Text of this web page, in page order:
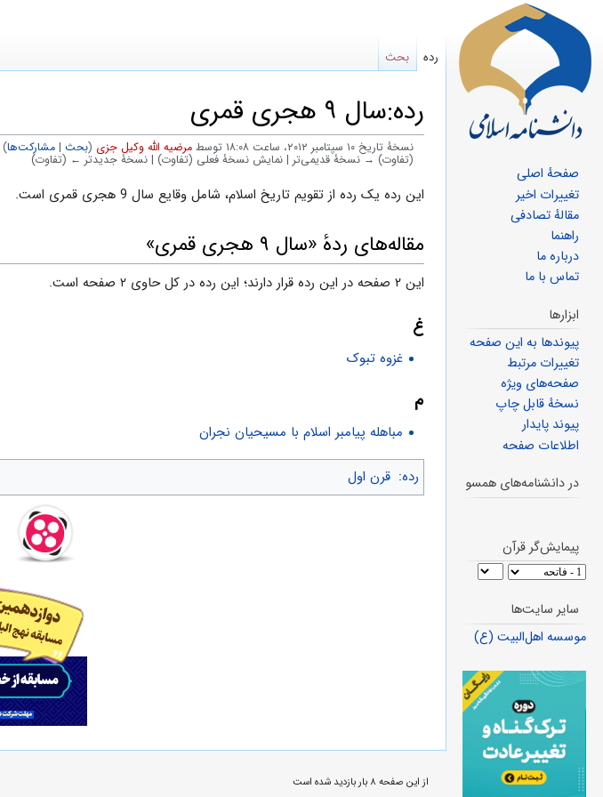
رده:سال ۹ هجری قمری
نسخهٔ تاریخ ‏۱۰ سپتامبر ۲۰۱۲، ساعت ۱۸:۰۸ توسط مرضیه الله وکیل جزی (بحث |مشارکت‌ها)
(تفاوت) → نسخهٔ قدیمی‌تر | نمایش نسخهٔ فعلی (تفاوت) | نسخهٔ جدیدتر ← (تفاوت)
پرش
ناوبری
پرش
جستجو
این رده یک رده از تقویم تاریخ اسلام، شامل وقایع سال 9 هجری قمری است.
مقاله‌های ردهٔ «سال ۹ هجری قمری»
این ۲ صفحه در این رده قرار دارند؛ این رده در کل حاوی ۲ صفحه است.
غ
غزوه تبوک
م
مباهله پیامبر اسلام با مسیحیان نجران
رده: قرن اول
رده بحث
صفحهٔ اصلی
تغییرات اخیر
مقالهٔ تصادفی
راهنما
درباره ما
تماس با ما
ابزارها
پیوندها به این صفحه
تغییرات مرتبط
صفحه‌های ویژه
نسخهٔ قابل چاپ
پیوند پایدار
اطلاعات صفحه
در دانشنامه‌های همسو
پیمایش‌گر قرآن
سایر سایت‌ها
موسسه اهل‌البیت (ع)
از این صفحه ۸ بار بازدید شده است